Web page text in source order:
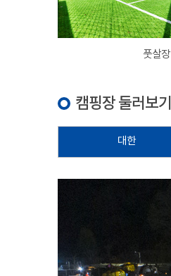
풋살장
캠핑장 둘러보기
대한